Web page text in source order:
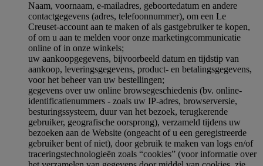
Naam, voornaam, e-mailadres, geboortedatum en andere
contactgegevens (adres, telefoonnummer), om een Le
Creuset-account aan te maken of als gastgebruiker te kopen,
of om u aan te melden voor onze marketingcommunicatie
online of in onze winkels;
uw aankoopgegevens, bijvoorbeeld datum en tijdstip van
aankoop, leveringsgegevens, product- en betalingsgegevens,
voor het beheer van uw bestellingen;
gegevens over uw online browsegeschiedenis (bv. online-
identificatienummers - zoals uw IP-adres, browserversie,
besturingssysteem, duur van het bezoek, terugkerende
gebruiker, geografische oorsprong), verzameld tijdens uw
bezoeken aan de Website (ongeacht of u een geregistreerde
gebruiker bent of niet), door gebruik te maken van logs en/of
traceringstechnologieën zoals “cookies” (voor informatie over